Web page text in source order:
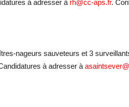
à adresser à rh@cc-aps.fr.
nageurs sauveteurs et 3
à adresser à